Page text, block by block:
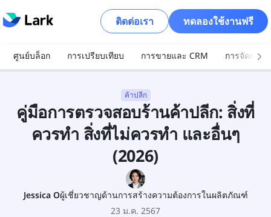
ติดต่อเรา ทดลองใช้งานฟรี
ศูนย์บล็อก การเปรียบเทียบ การขายและ CRM การจัดการ
ค้าปลีก
คู่มือการตรวจสอบร้านค้าปลีก: สิ่งที่
ควรทำ สิ่งที่ไม่ควรทำ และอื่นๆ
(2026)
Jessica Oผู้เชี่ยวชาญด้านการสร้างความต้องการในผลิตภัณฑ์
23 ม.ค. 2567